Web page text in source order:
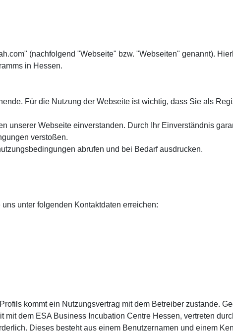
(nachfolgend "Webseite" bzw. "Webseiten" genannt).
in Hessen.
Für die Nutzung der Webseite ist wichtig, dass Sie als
unserer Webseite einverstanden. Durch Ihr Einverständnis
verstoßen.
abrufen und bei Bedarf ausdrucken.
unter folgenden Kontaktdaten erreichen:
kommt ein Nutzungsvertrag mit dem Betreiber zustande.
dem ESA Business Incubation Centre Hessen, vertreten
Dieses besteht aus einem Benutzernamen und einem